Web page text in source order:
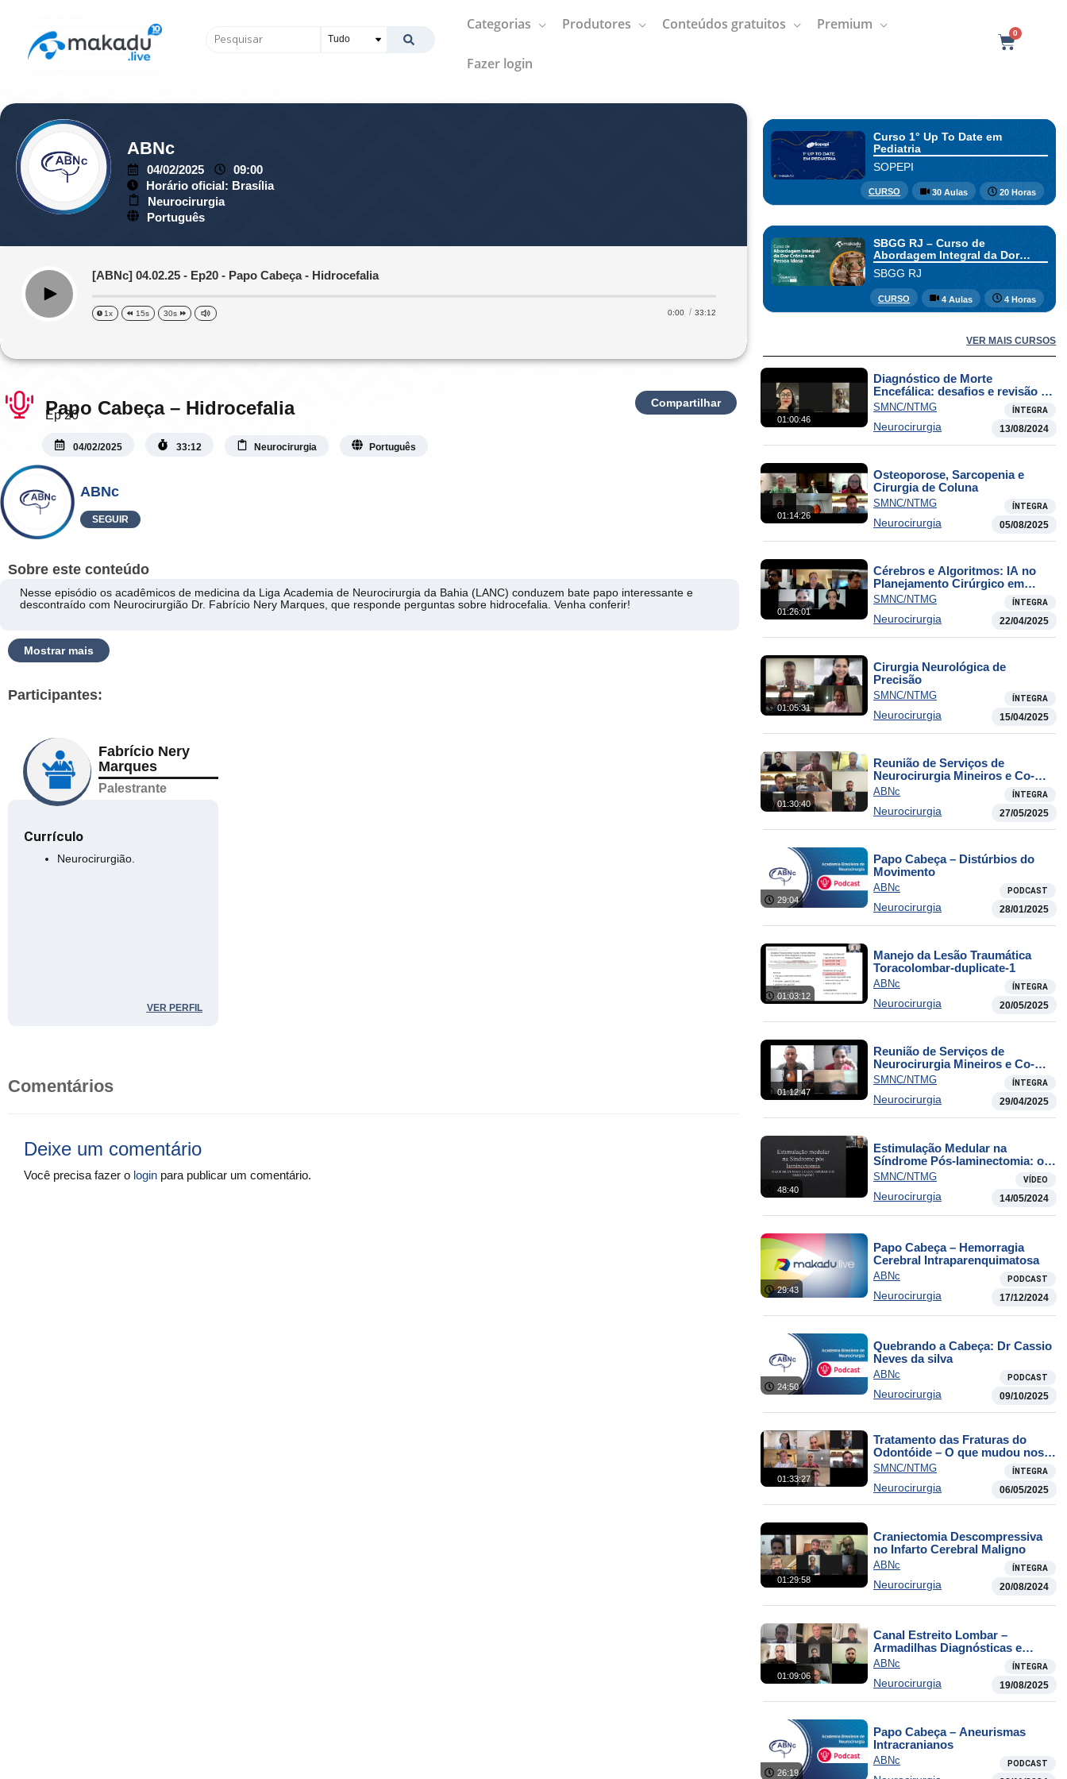
Pesquisar
Categorias Produtores Conteúdos gratuitos Premium
Fazer login
0C
ABNc
04/02/2025
09:00
Horário oficial: Brasília
Neurocirurgia
Português
Play
[ABNc] 04.02.25 - Ep20 - Papo Cabeça - Hidrocefalia
1x 15s 30s 0:00 33:12
Papo Cabeça – Hidrocefalia
Ep 20
Compartilhar
04/02/2025 33:12 Neurocirurgia Português
ABNc
SEGUIR
Sobre este conteúdo
Nesse episódio os acadêmicos de medicina da Liga Academia de Neurocirurgia da Bahia (LANC) conduzem bate papo interessante e
descontraído com Neurocirurgião Dr. Fabrício Nery Marques, que responde perguntas sobre hidrocefalia. Venha conferir!
Mostrar mais
Participantes:
Fabrício Nery
Marques
Palestrante
Currículo
Neurocirurgião.
VER PERFIL
Comentários
Deixe um comentário
Você precisa fazer o login para publicar um comentário.
Curso 1° Up To Date em
Pediatria
SOPEPI
CURSO 30 Aulas 20 Horas
SBGG RJ – Curso de
Abordagem Integral da Dor
Crônica na Pessoa Idosa
SBGG RJ
CURSO 4 Aulas 4 Horas
VER MAIS CURSOS
01:00:46
Diagnóstico de Morte
Encefálica: desafios e revisão de
protocolos
SMNC/NTMG ÍNTEGRA
Neurocirurgia 13/08/2024
01:14:26
Osteoporose, Sarcopenia e
Cirurgia de Coluna
SMNC/NTMG ÍNTEGRA
Neurocirurgia 05/08/2025
01:26:01
Cérebros e Algoritmos: IA no
Planejamento Cirúrgico em
Neurocirurgia
SMNC/NTMG ÍNTEGRA
Neurocirurgia 22/04/2025
01:05:31
Cirurgia Neurológica de
Precisão
SMNC/NTMG ÍNTEGRA
Neurocirurgia 15/04/2025
01:30:40
Reunião de Serviços de
Neurocirurgia Mineiros e Co-
irmãos
ABNc ÍNTEGRA
Neurocirurgia 27/05/2025
29:04
Papo Cabeça – Distúrbios do
Movimento
ABNc PODCAST
Neurocirurgia 28/01/2025
01:03:12
Manejo da Lesão Traumática
Toracolombar-duplicate-1
ABNc ÍNTEGRA
Neurocirurgia 20/05/2025
01:12:47
Reunião de Serviços de
Neurocirurgia Mineiros e Co-
irmãos
SMNC/NTMG ÍNTEGRA
Neurocirurgia 29/04/2025
48:40
Estimulação Medular na
Síndrome Pós-laminectomia: o
que há de novo e o que esperar
dos resultados?
SMNC/NTMG VÍDEO
Neurocirurgia 14/05/2024
29:43
Papo Cabeça – Hemorragia
Cerebral Intraparenquimatosa
ABNc PODCAST
Neurocirurgia 17/12/2024
24:50
Quebrando a Cabeça: Dr Cassio
Neves da silva
ABNc PODCAST
Neurocirurgia 09/10/2025
01:33:27
Tratamento das Fraturas do
Odontóide – O que mudou nos
últimos 50 anos
SMNC/NTMG ÍNTEGRA
Neurocirurgia 06/05/2025
01:29:58
Craniectomia Descompressiva
no Infarto Cerebral Maligno
ABNc ÍNTEGRA
Neurocirurgia 20/08/2024
01:09:06
Canal Estreito Lombar –
Armadilhas Diagnósticas e
Decisão Cirúrgica
ABNc ÍNTEGRA
Neurocirurgia 19/08/2025
26:19
Papo Cabeça – Aneurismas
Intracranianos
ABNc PODCAST